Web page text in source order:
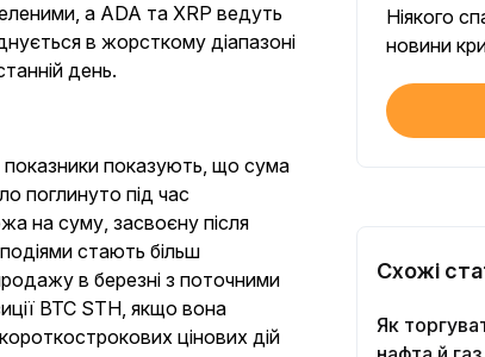
а ADA та XRP ведуть
в жорсткому діапазоні
день.
показники показують, що сума
поглинуто під час
на суму, засвоєну після
стають більш
в березні з поточними
BTC STH, якщо вона
цінових дій
Ніякого
новини
Схожі
Як